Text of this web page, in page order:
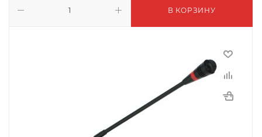
В КОРЗИНУ